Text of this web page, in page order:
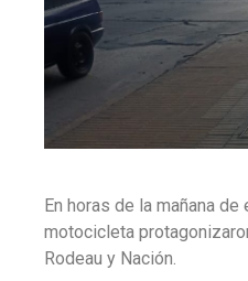
En horas de la mañana
motocicleta
Rodeau y Nación.